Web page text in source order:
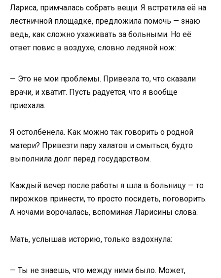
Лариса, примчалась собрать вещи. Я встретила её на
лестничной площадке, предложила помочь — знаю
ведь, как сложно ухаживать за больными. Но её
ответ повис в воздухе, словно ледяной нож:
— Это не мои проблемы. Привезла то, что сказали
врачи, и хватит. Пусть радуется, что я вообще
приехала.
Я остолбенела. Как можно так говорить о родной
матери? Привезти пару халатов и смыться, будто
выполнила долг перед государством.
Каждый вечер после работы я шла в больницу — то
пирожков принести, то просто посидеть, поговорить.
А ночами ворочалась, вспоминая Ларисины слова.
Мать, услышав историю, только вздохнула:
— Ты не знаешь, что между ними было. Может,